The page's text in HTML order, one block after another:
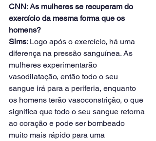
CNN: As mulheres se recuperam do
exercício da mesma forma que os
homens?
Sims: Logo após o exercício, há uma
diferença na pressão sanguínea. As
mulheres experimentarão
vasodilatação, então todo o seu
sangue irá para a periferia, enquanto
os homens terão vasoconstrição, o que
significa que todo o seu sangue retorna
ao coração e pode ser bombeado
muito mais rápido para uma